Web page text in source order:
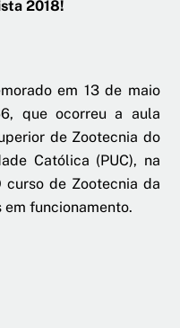
2018!
em 13 de maio
que ocorreu a aula
de Zootecnia do
Católica (PUC), na
curso de Zootecnia da
em funcionamento.